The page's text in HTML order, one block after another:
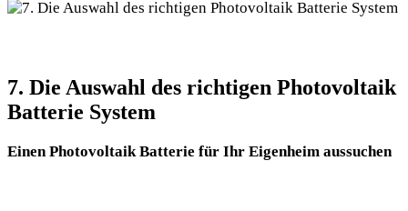
7. Die Auswahl des richtigen Photovoltaik
Batterie System
Einen Photovoltaik Batterie für Ihr Eigenheim aussuchen